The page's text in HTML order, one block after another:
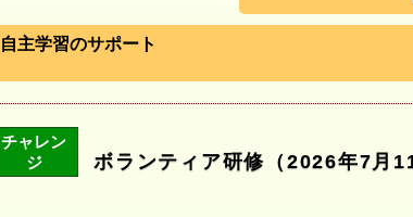
自主学習のサポート
チャレン
ジ
ボランティア研修（2026年7月